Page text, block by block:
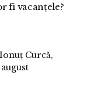
fi vacanțele?
Curcă,